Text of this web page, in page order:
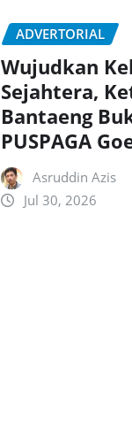
ADVERTORIAL
Wujudkan
Sejahtera,
Bantaeng
PUSPAGA
Asruddin Azis
Jul 30, 2026